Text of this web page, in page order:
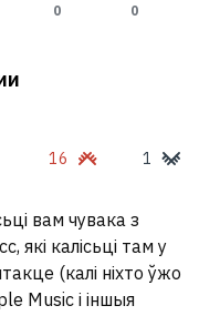
0 0
16 1
вам чувака з
які калісьці там у
(калі ніхто ўжо
Music і іншыя
дерево
дипломату
хороший
отказаться